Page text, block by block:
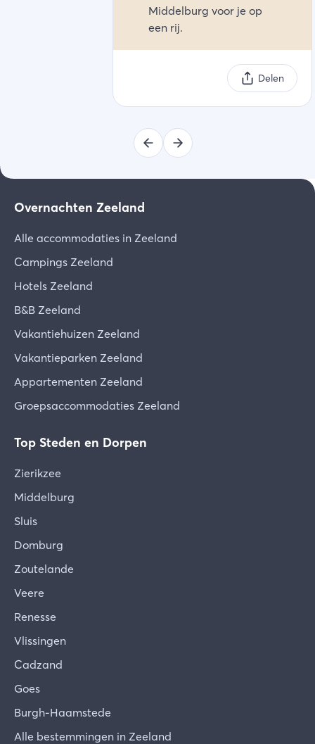
Middelburg voor je op
een rij.
Delen
Overnachten Zeeland
Alle accommodaties in Zeeland
Campings Zeeland
Hotels Zeeland
B&B Zeeland
Vakantiehuizen Zeeland
Vakantieparken Zeeland
Appartementen Zeeland
Groepsaccommodaties Zeeland
Top Steden en Dorpen
Zierikzee
Middelburg
Sluis
Domburg
Zoutelande
Veere
Renesse
Vlissingen
Cadzand
Goes
Burgh-Haamstede
Alle bestemmingen in Zeeland